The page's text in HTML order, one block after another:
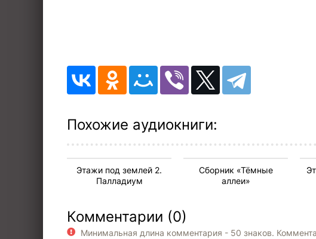
Похожие аудиокниги:
Этажи под землей 2.
Палладиум
Сборник «Тёмные
аллеи»
Комментарии (0)
Минимальная длина комментария - 50 знаков.